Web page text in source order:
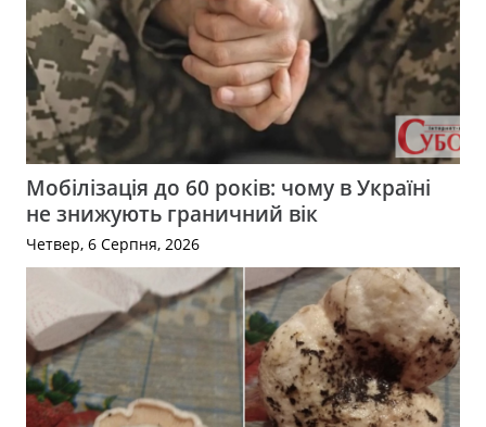
Мобілізація до 60 років: чому в Україні
не знижують граничний вік
Четвер, 6 Серпня, 2026